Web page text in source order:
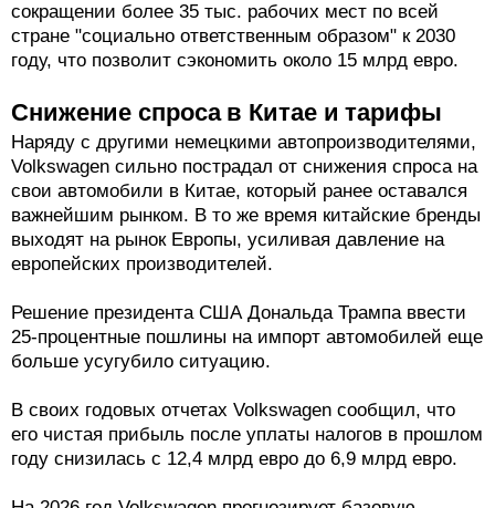
сокращении более 35 тыс. рабочих мест по всей
стране "социально ответственным образом" к 2030
году, что позволит сэкономить около 15 млрд евро.
Снижение спроса в Китае и тарифы
Наряду с другими немецкими автопроизводителями,
Volkswagen сильно пострадал от снижения спроса на
свои автомобили в Китае, который ранее оставался
важнейшим рынком. В то же время китайские бренды
выходят на рынок Европы, усиливая давление на
европейских производителей.
Решение президента США Дональда Трампа ввести
25-процентные пошлины на импорт автомобилей еще
больше усугубило ситуацию.
В своих годовых отчетах Volkswagen сообщил, что
его чистая прибыль после уплаты налогов в прошлом
году снизилась с 12,4 млрд евро до 6,9 млрд евро.